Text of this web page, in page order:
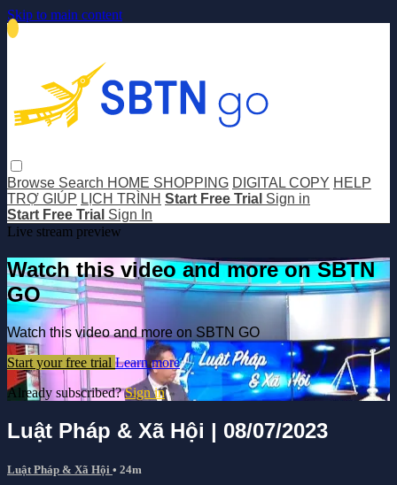
Skip to main content
Browse Search HOME SHOPPING DIGITAL COPY HELP
TRỢ GIÚP LỊCH TRÌNH Start Free Trial Sign in
Start Free Trial Sign In
Live stream preview
Watch this video and more on SBTN
GO
Watch this video and more on SBTN GO
Start your free trial Learn more
Already subscribed?Sign in
Luật Pháp & Xã Hội | 08/07/2023
Luật Pháp & Xã Hội • 24m